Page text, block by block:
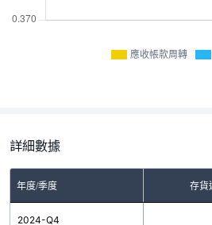
應收帳款周轉
詳細數據
年度/季度 存貨
2024-Q4